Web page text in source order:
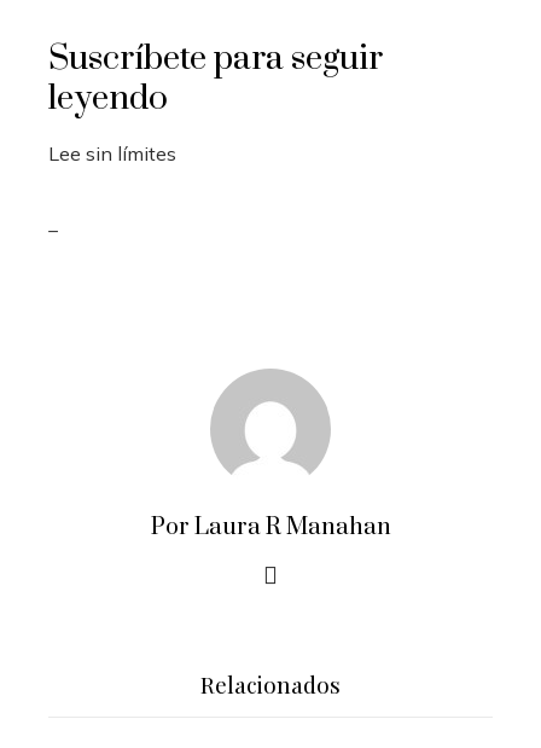
Suscríbete para seguir
leyendo
Lee sin límites
Por Laura R Manahan
Relacionados